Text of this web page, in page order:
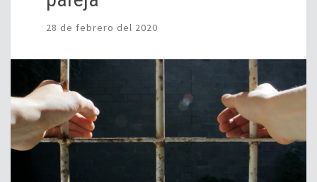
28 de febrero del 2020